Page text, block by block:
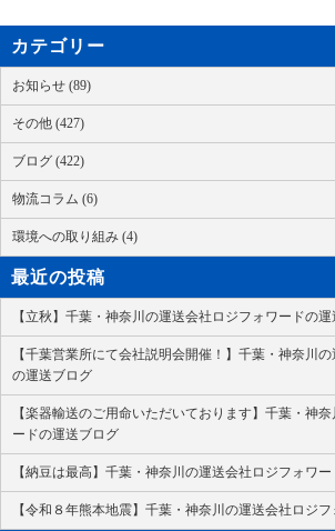
カテゴリー
お知らせ (89)
その他 (427)
ブログ (422)
物流コラム (6)
環境への取り組み (4)
最近の投稿
【立秋】千葉・神奈川の運送会社ロジフォワードの
【千葉営業所にて会社説明会開催！】千葉・神奈川
の運送ブログ
【楽器輸送のご用命いただいております】千葉・神
ードの運送ブログ
【納豆は最高】千葉・神奈川の運送会社ロジフォワ
【令和８年熊本地震】千葉・神奈川の運送会社ロジ